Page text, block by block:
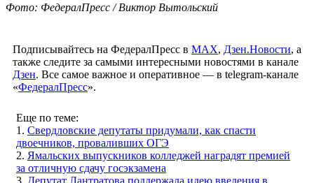
Фото: ФедералПресс / Виктор Вытольский
Подписывайтесь на ФедералПресс в МАХ, Дзен.Новости, а
также следите за самыми интересными новостями в канале
Дзен. Все самое важное и оперативное — в telegram-канале
«ФедералПресс».
Еще по теме:
1. Свердловские депутаты придумали, как спасти
двоечников, проваливших ОГЭ
2. Ямальских выпускников колледжей наградят премией
за отличную сдачу госэкзамена
3. Депутат Лантратова поддержала идею введения в